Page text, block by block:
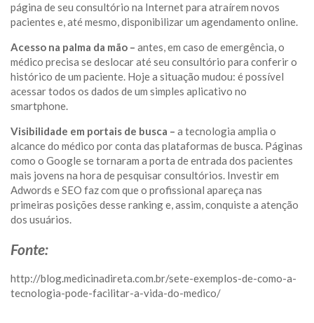
página de seu consultório na Internet para atraírem novos
pacientes e, até mesmo, disponibilizar um agendamento online.
Acesso na palma da mão – antes, em caso de emergência, o
médico precisa se deslocar até seu consultório para conferir o
histórico de um paciente. Hoje a situação mudou: é possível
acessar todos os dados de um simples aplicativo no
smartphone.
Visibilidade em portais de busca – a tecnologia amplia o
alcance do médico por conta das plataformas de busca. Páginas
como o Google se tornaram a porta de entrada dos pacientes
mais jovens na hora de pesquisar consultórios. Investir em
Adwords e SEO faz com que o profissional apareça nas
primeiras posições desse ranking e, assim, conquiste a atenção
dos usuários.
Fonte:
http://blog.medicinadireta.com.br/sete-exemplos-de-como-a-
tecnologia-pode-facilitar-a-vida-do-medico/